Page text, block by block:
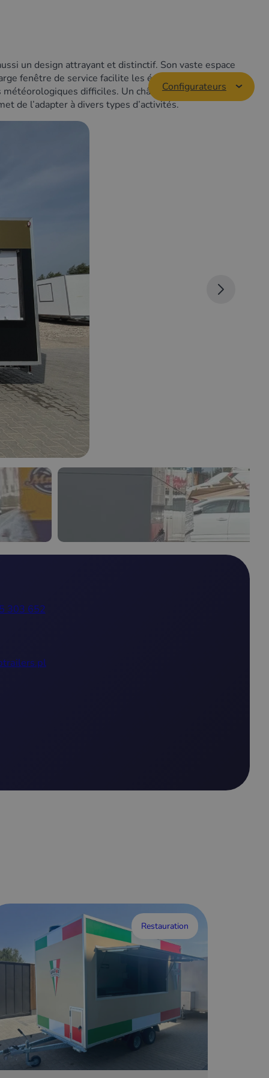
Configurateurs
un design attrayant et distinctif. Son vaste espace
fenêtre de service facilite les échanges fluides
difficiles. Un châssis robuste et des
de l’adapter à divers types d’activités.
303 652
Restauration